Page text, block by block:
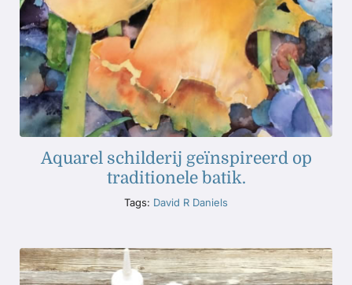
Aquarel schilderij geïnspireerd op
traditionele batik.
Tags: David R Daniels